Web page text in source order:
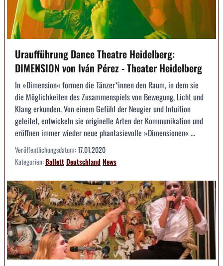
Uraufführung Dance Theatre Heidelberg:
DIMENSION von Iván Pérez - Theater Heidelberg
In »Dimension« formen die Tänzer*innen den Raum, in dem sie
die Möglichkeiten des Zusammenspiels von Bewegung, Licht und
Klang erkunden. Von einem Gefühl der Neugier und Intuition
geleitet, entwickeln sie originelle Arten der Kommunikation und
eröffnen immer wieder neue phantasievolle »Dimensionen« ...
Veröffentlichungsdatum:17.01.2020
Kategorien:BallettDeutschlandNews